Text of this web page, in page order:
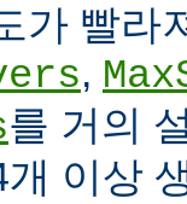
가 빨라
,
를 거의
개 이상